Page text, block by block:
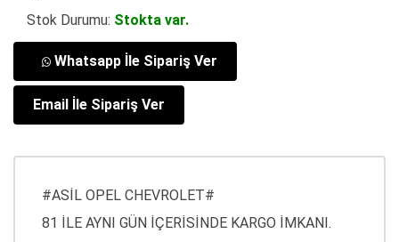
Stok Durumu: Stokta var.
Whatsapp İle Sipariş Ver
Email İle Sipariş Ver
#ASİL OPEL CHEVROLET#
81 İLE AYNI GÜN İÇERİSİNDE KARGO İMKANI.